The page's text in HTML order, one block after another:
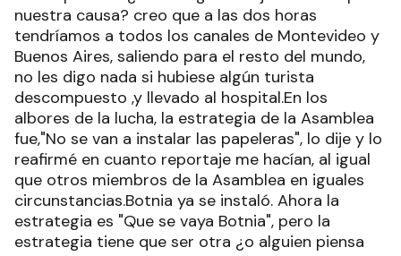
nuestra causa? creo que a las dos horas
tendríamos a todos los canales de Montevideo y
Buenos Aires, saliendo para el resto del mundo,
no les digo nada si hubiese algún turista
descompuesto ,y llevado al hospital.En los
albores de la lucha, la estrategia de la Asamblea
fue,"No se van a instalar las papeleras", lo dije y lo
reafirmé en cuanto reportaje me hacían, al igual
que otros miembros de la Asamblea en iguales
circunstancias.Botnia ya se instaló. Ahora la
estrategia es "Que se vaya Botnia", pero la
estrategia tiene que ser otra ¿o alguien piensa